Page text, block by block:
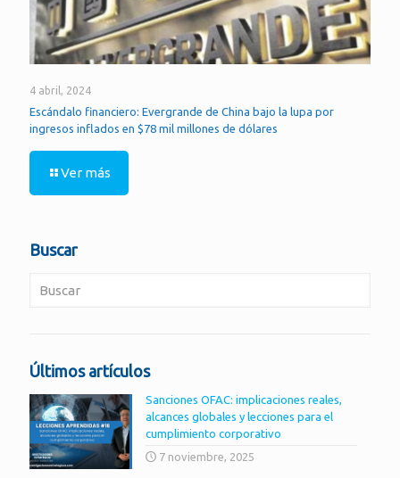
4 abril, 2024
Escándalo financiero: Evergrande de China bajo la lupa por
ingresos inflados en $78 mil millones de dólares
Ver más
Buscar
Últimos artículos
Sanciones OFAC: implicaciones reales,
alcances globales y lecciones para el
cumplimiento corporativo
7 noviembre, 2025